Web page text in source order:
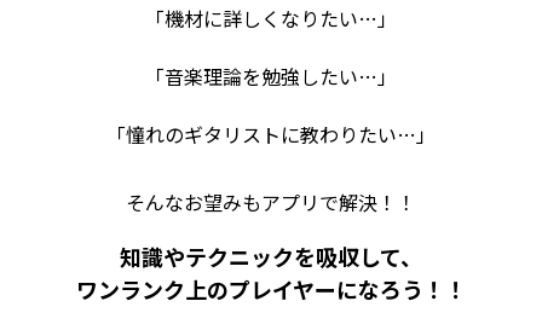
「機材に詳しくなりたい…」
「音楽理論を勉強したい…」
「憧れのギタリストに教わりたい…」
そんなお望みもアプリで解決！！
知識やテクニックを吸収して、
ワンランク上のプレイヤーになろう！！